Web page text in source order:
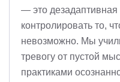
— это дезадаптивная
контролировать то,
невозможно. Мы
тревогу от пустой
практиками